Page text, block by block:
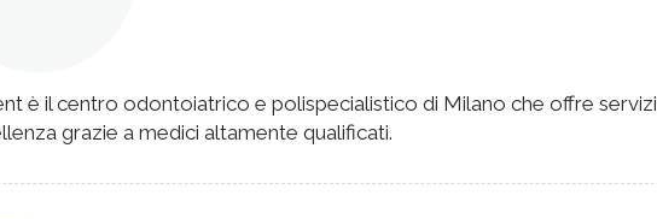
è il centro odontoiatrico e polispecialistico di Milano che offre servizi
grazie a medici altamente qualificati.